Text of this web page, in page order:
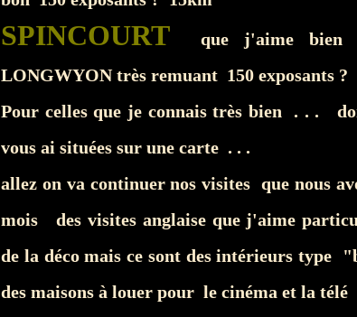
SPINCOURT que j'aime bien
LONGWYON très remuant 150 exposants
Pour celles que je connais très bien . . .
vous ai situées sur une carte . . .
allez on va continuer nos visites que nous
mois des visites anglaise que j'aime
de la déco mais ce sont des intérieurs
des maisons à louer pour le cinéma et la